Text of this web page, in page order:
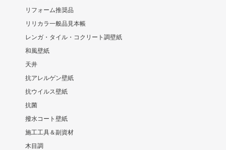
リフォーム推奨品
リリカラ一般品見本帳
レンガ・タイル・コクリート調壁紙
和風壁紙
天井
抗アレルゲン壁紙
抗ウイルス壁紙
抗菌
撥水コート壁紙
施工工具＆副資材
木目調